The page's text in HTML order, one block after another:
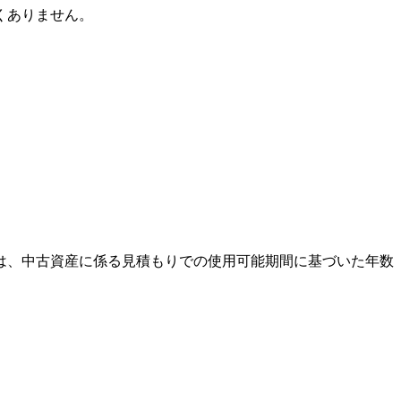
りません。
中古資産に係る見積もりでの使用可能期間に基づいた年数